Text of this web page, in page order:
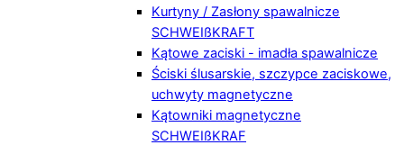
Kurtyny / Zasłony spawalnicze
SCHWEIßKRAFT
Kątowe zaciski - imadła spawalnicze
Ściski ślusarskie, szczypce zaciskowe,
uchwyty magnetyczne
Kątowniki magnetyczne
SCHWEIßKRAF